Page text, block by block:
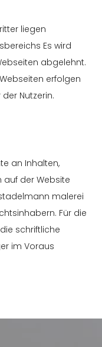
liegen
Es wird
abgelehnt.
erfolgen
Nutzerin.
an Inhalten,
auf der Website
malerei
Für die
schriftliche
im Voraus